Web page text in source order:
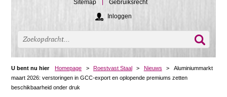
Sitemap
Gebruiksrecht
Inloggen
U bent nu hier Homepage > Roestvast Staal > Nieuws >
Aluminiummarkt
maart 2026: verstoringen in GCC-export en oplopende premiums zetten
beschikbaarheid onder druk